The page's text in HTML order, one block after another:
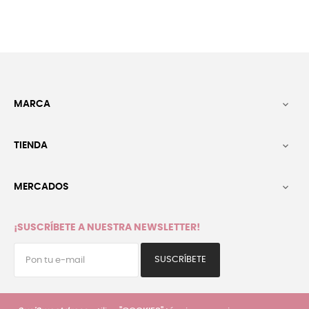
MARCA 
TIENDA 
MERCADOS 
¡SUSCRÍBETE A NUESTRA NEWSLETTER!
SUSCRÍBETE